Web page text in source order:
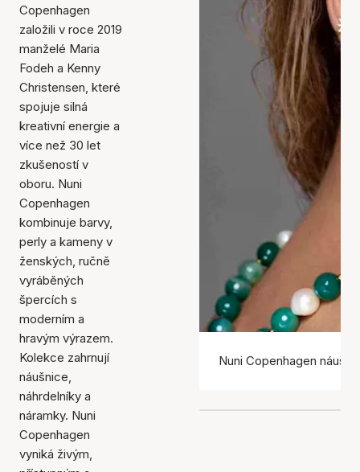
Copenhagen
založili v roce 2019
manželé Maria
Fodeh a Kenny
Christensen, které
spojuje silná
kreativní energie a
více než 30 let
zkušeností v
oboru. Nuni
Copenhagen
kombinuje barvy,
perly a kameny v
ženských, ručně
vyráběných
špercích s
moderním a
hravým výrazem.
Kolekce zahrnují
náušnice,
náhrdelníky a
náramky. Nuni
Copenhagen
vyniká živým,
Nuni Copenhagen